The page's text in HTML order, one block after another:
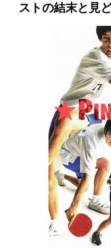
ストの結末と見